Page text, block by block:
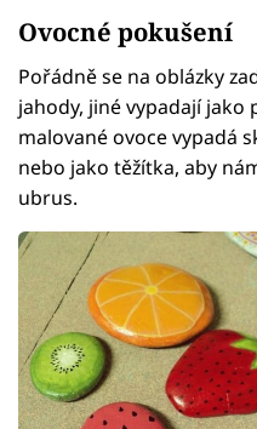
Ovocné pokušení
Pořádně se na oblázky
jahody, jiné vypadají jako
malované ovoce vypadá
nebo jako těžítka, aby
ubrus.